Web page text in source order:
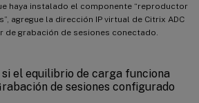
haya instalado el componente “reproductor
agregue la dirección IP virtual de Citrix ADC
de grabación de sesiones conectado.
el equilibrio de carga funciona
de sesiones configurado